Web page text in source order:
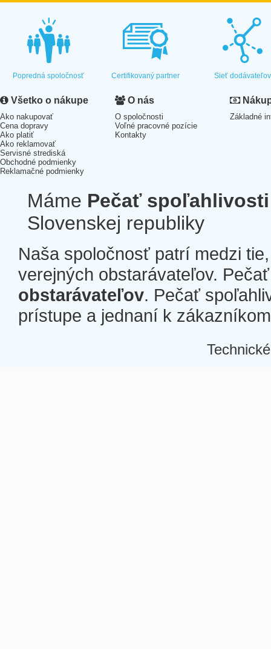
Popredná spoločnosť Certifikovaný partner Sieť dodávateľov
Všetko o nákupe
Ako nakupovať
Cena dopravy
Ako platiť
Ako reklamovať
Servisné strediská
Obchodné podmienky
Reklamačné podmienky
O nás
O spoločnosti
Voľné pracovné pozície
Kontakty
Základné
Máme Pečať spoľahlivosti
Slovenskej republiky
Naša spoločnosť patrí medzi
verejných obstarávateľov.
obstarávateľov. Pečať
prístupe a jednaní k